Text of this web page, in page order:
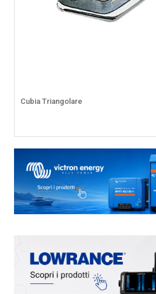
Cubia Triangolare